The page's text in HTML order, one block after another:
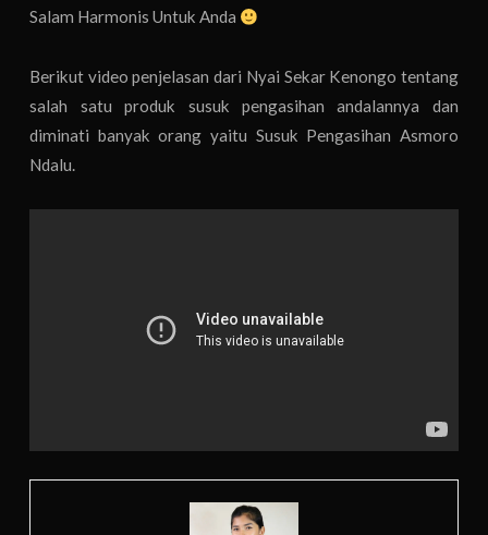
Salam Harmonis Untuk Anda
Berikut video penjelasan dari Nyai Sekar Kenongo tentang
salah satu produk susuk pengasihan andalannya dan
diminati banyak orang yaitu Susuk Pengasihan Asmoro
Ndalu.